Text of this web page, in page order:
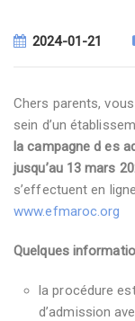
2024-01-21
Chers parents,
sein d’un
la campagne des
jusqu’au 13 mars
s’effectuent en
www.efmaroc.org
Quelques
la procédure
d’admission